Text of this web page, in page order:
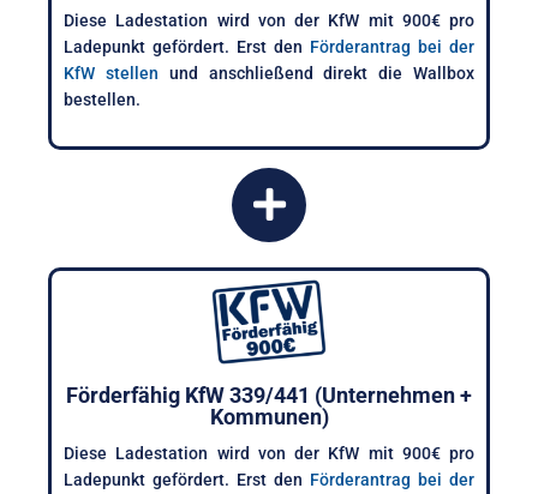
Diese Ladestation wird von der KfW mit 900€ pro
Ladepunkt gefördert. Erst den Förderantrag bei der
KfW stellen und anschließend direkt die Wallbox
bestellen.
Förderfähig KfW 339/441 (Unternehmen +
Kommunen)
Diese Ladestation wird von der KfW mit 900€ pro
Ladepunkt gefördert. Erst den Förderantrag bei der